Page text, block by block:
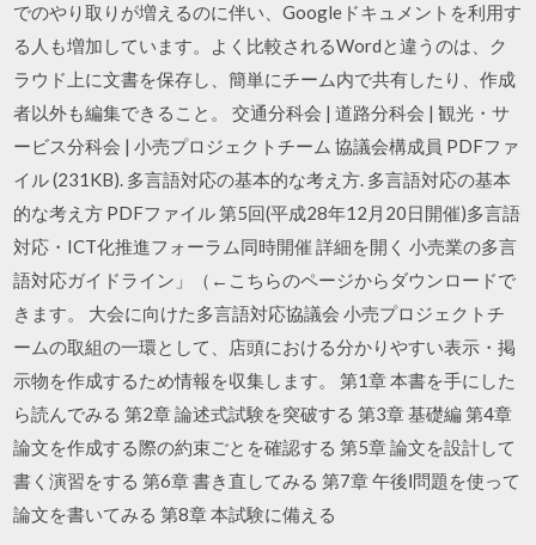
でのやり取りが増えるのに伴い、Googleドキュメントを利用す
る人も増加しています。よく比較されるWordと違うのは、ク
ラウド上に文書を保存し、簡単にチーム内で共有したり、作成
者以外も編集できること。 交通分科会 | 道路分科会 | 観光・サ
ービス分科会 | 小売プロジェクトチーム 協議会構成員 PDFファ
イル (231KB). 多言語対応の基本的な考え方. 多言語対応の基本
的な考え方 PDFファイル 第5回(平成28年12月20日開催)多言語
対応・ICT化推進フォーラム同時開催 詳細を開く 小売業の多言
語対応ガイドライン」（←こちらのページからダウンロードで
きます。 大会に向けた多言語対応協議会 小売プロジェクトチ
ームの取組の一環として、店頭における分かりやすい表示・掲
示物を作成するため情報を収集します。 第1章 本書を手にした
ら読んでみる 第2章 論述式試験を突破する 第3章 基礎編 第4章
論文を作成する際の約束ごとを確認する 第5章 論文を設計して
書く演習をする 第6章 書き直してみる 第7章 午後Ⅰ問題を使って
論文を書いてみる 第8章 本試験に備える